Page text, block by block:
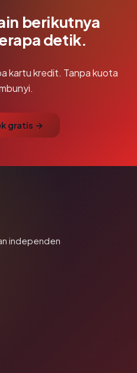
berikutnya
detik.
kartu kredit. Tanpa kuota
gratis →
independen